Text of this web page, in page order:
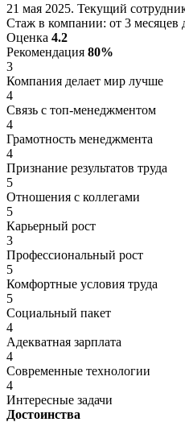
21 мая 2025. Текущий
Стаж в компании: от 3 месяцев
Оценка 4.2
Рекомендация 80%
3
Компания делает мир лучше
4
Связь с топ-менеджментом
4
Грамотность менеджмента
4
Признание результатов труда
5
Отношения с коллегами
5
Карьерный рост
3
Профессиональный рост
5
Комфортные условия труда
5
Социальный пакет
4
Адекватная зарплата
4
Современные технологии
4
Интересные задачи
Достоинства